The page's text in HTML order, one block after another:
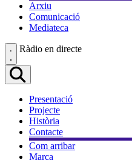
Arxiu
Comunicació
Mediateca
Ràdio en directe
Presentació
Projecte
Història
Contacte
Com arribar
Marca